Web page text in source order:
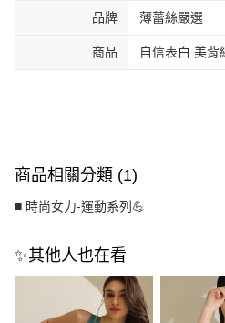
品牌 薄蕾絲嚴選
商品 自信表白 美背
商品相關分類 (1)
■ 時尚女力-運動系列💪
✨其他人也在看